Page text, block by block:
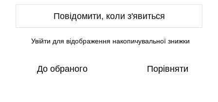
Повідомити, коли з'явиться
Увійти для відображення накопичувальної знижки
До обраного Порівняти